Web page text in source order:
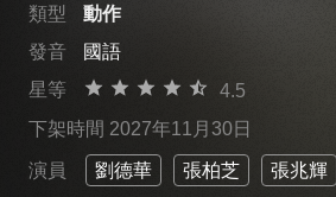
類型
動作
發音
國語
星等
4.5
下架時間 2027年11月30日
演員 劉德華 張柏芝 張兆輝